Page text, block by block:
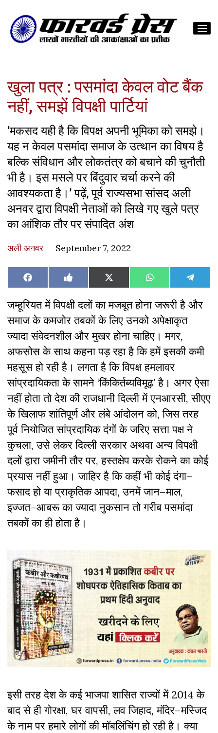
खुला पत्र : पसमांदा केवल वोट बैंक
नहीं, समझें विपक्षी पार्टियां
‘मकसद यही है कि विपक्ष अपनी भूमिका को समझे।
यह न केवल पसमांदा समाज के उत्थान का विषय है
बल्कि संविधान और लोकतंत्र को बचाने की चुनौती
भी है। इस मसले पर बिंदुवार चर्चा करने की
आवश्यकता है।’ पढ़ें, पूर्व राज्यसभा सांसद अली
अनवर द्वारा विपक्षी नेताओं को लिखे गए खुले पत्र
का आंशिक तौर पर संपादित अंश
अली अनवर September 7, 2022
Share
on
Facebook Share
on
Like
on
Facebook
Share
on
X
(Twitter)
Share
on
WhatsAppShare
on
जम्हूरियत में विपक्षी दलों का मजबूत होना जरूरी है और
समाज के कमजोर तबकों के लिए उनको अपेक्षाकृत
ज्यादा संवेदनशील और मुखर होना चाहिए। मगर,
अफसोस के साथ कहना पड़ रहा है कि हमें इसकी कमी
महसूस हो रही है। लगता है कि विपक्ष हमलावर
सांप्रदायिकता के सामने ‘किंकिर्तब्यविमूढ़’है। अगर ऐसा
नहीं होता तो देश की राजधानी दिल्ली में एनआरसी,सीएए
के खिलाफ शांतिपूर्ण और लंबे आंदोलन को,जिस तरह
पूर्व नियोजित सांप्रदायिक दंगों के जरिए सत्ता पक्ष ने
कुचला,उसे लेकर दिल्ली सरकार अथवा अन्य विपक्षी
दलों द्वारा जमीनी तौर पर,हस्तक्षेप करके रोकने का कोई
प्रयास नहीं हुआ। जाहिर हैकिकहीं भी कोई दंगा–
फसाद हो या प्राकृतिक आपदा,उनमें जान–माल,
इज्जत–आबरू का ज्यादा नुकसान तो गरीब पसमांदा
तबकों का ही होता है।
इसी तरह देश के कई भाजपा शासित राज्यों में2014के
बाद से ही गोरक्षा,घर वापसी,लव जिहाद,मंदिर–मस्जिद
के नाम पर हमारे लोगों की मॉबलिंचिंग हो रही है। क्या